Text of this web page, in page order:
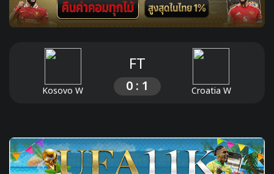
Kosovo W
FT
0 : 1 Croatia W